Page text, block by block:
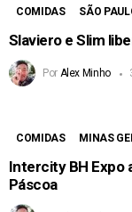
COMIDAS SÃO
Slaviero e Slim
Por Alex Minho
COMIDAS MINAS
Intercity BH Expo
Páscoa